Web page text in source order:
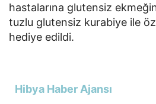
hastalarına glutensiz
tuzlu glutensiz kurabiye ile
hediye edildi.
Hibya Haber Ajansı